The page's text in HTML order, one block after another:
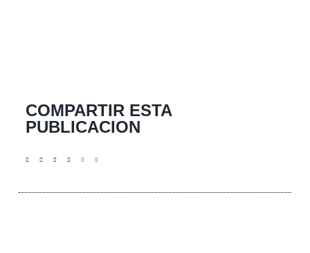
COMPARTIR ESTA
PUBLICACION